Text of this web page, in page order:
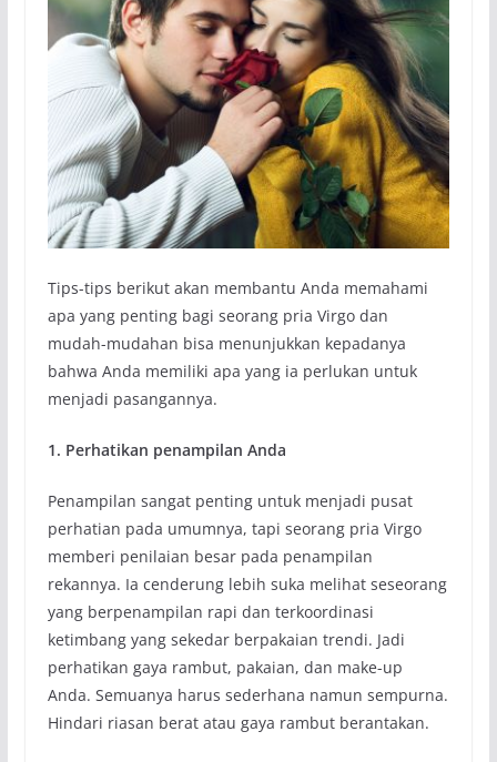
Tips-tips berikut akan membantu Anda memahami
apa yang penting bagi seorang pria Virgo dan
mudah-mudahan bisa menunjukkan kepadanya
bahwa Anda memiliki apa yang ia perlukan untuk
menjadi pasangannya.
1. Perhatikan penampilan Anda
Penampilan sangat penting untuk menjadi pusat
perhatian pada umumnya, tapi seorang pria Virgo
memberi penilaian besar pada penampilan
rekannya. Ia cenderung lebih suka melihat seseorang
yang berpenampilan rapi dan terkoordinasi
ketimbang yang sekedar berpakaian trendi. Jadi
perhatikan gaya rambut, pakaian, dan make-up
Anda. Semuanya harus sederhana namun sempurna.
Hindari riasan berat atau gaya rambut berantakan.